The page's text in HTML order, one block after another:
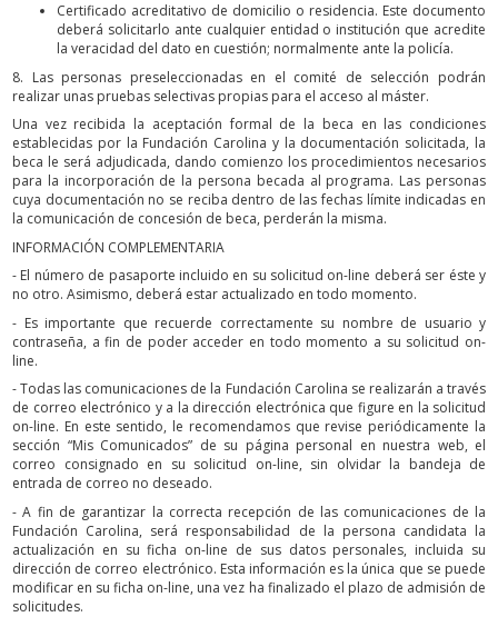
Certificado acreditativo de domicilio o residencia. Este documento
deberá solicitarlo ante cualquier entidad o institución que acredite
la veracidad del dato en cuestión; normalmente ante la policía.
8. Las personas preseleccionadas en el comité de selección podrán
realizar unas pruebas selectivas propias para el acceso al máster.
Una vez recibida la aceptación formal de la beca en las condiciones
establecidas por la Fundación Carolina y la documentación solicitada, la
beca le será adjudicada, dando comienzo los procedimientos necesarios
para la incorporación de la persona becada al programa. Las personas
cuya documentación no se reciba dentro de las fechas límite indicadas en
la comunicación de concesión de beca, perderán la misma.
INFORMACIÓN COMPLEMENTARIA
- El número de pasaporte incluido en su solicitud on-line deberá ser éste y
no otro. Asimismo, deberá estar actualizado en todo momento.
- Es importante que recuerde correctamente su nombre de usuario y
contraseña, a fin de poder acceder en todo momento a su solicitud on-
line.
- Todas las comunicaciones de la Fundación Carolina se realizarán a través
de correo electrónico y a la dirección electrónica que figure en la solicitud
on-line. En este sentido, le recomendamos que revise periódicamente la
sección “Mis Comunicados” de su página personal en nuestra web, el
correo consignado en su solicitud on-line, sin olvidar la bandeja de
entrada de correo no deseado.
- A fin de garantizar la correcta recepción de las comunicaciones de la
Fundación Carolina, será responsabilidad de la persona candidata la
actualización en su ficha on-line de sus datos personales, incluida su
dirección de correo electrónico. Esta información es la única que se puede
modificar en su ficha on-line, una vez ha finalizado el plazo de admisión de
solicitudes.